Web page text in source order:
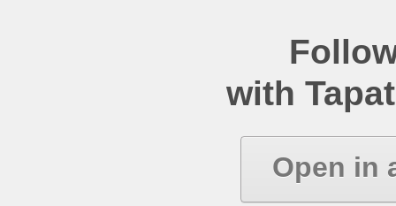
with
Open in